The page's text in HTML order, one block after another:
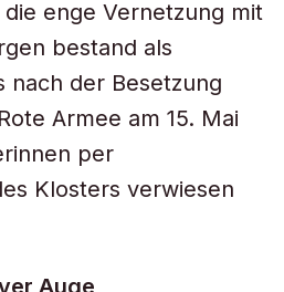
enge Vernetzung mit
bestand als
nach der Besetzung
Armee am 15. Mai
per
Klosters verwiesen
Auge